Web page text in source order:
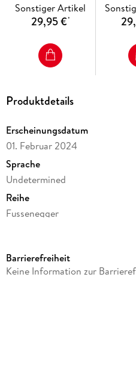
Sonstiger Artikel
29,95 €*
Produktdetails
Erscheinungsdatum
01. Februar 2024
Sprache
Undetermined
Reihe
Fussenegger
Produktart
Barrierefreiheit
Keine Information zur